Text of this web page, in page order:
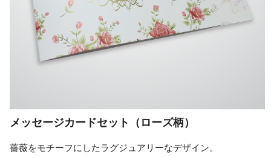
メッセージカードセット（ローズ柄）
薔薇をモチーフにしたラグジュアリーなデザイン。